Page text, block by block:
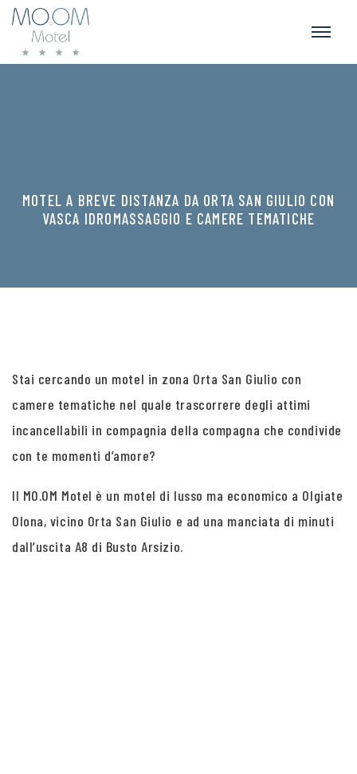
MOTEL A BREVE DISTANZA DA ORTA SAN GIULIO CON
VASCA IDROMASSAGGIO E CAMERE TEMATICHE
Stai cercando un motel in zona Orta San Giulio con
camere tematiche nel quale trascorrere degli attimi
incancellabili in compagnia della compagna che condivide
con te momenti d’amore?
Il MO.OM Motel è un motel di lusso ma economico a Olgiate
Olona, vicino Orta San Giulio e ad una manciata di minuti
dall’uscita A8 di Busto Arsizio.